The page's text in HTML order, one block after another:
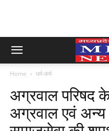
Home धर्म-कर्म
अग्रवाल परिषद
अग्रवाल एवं अन्य